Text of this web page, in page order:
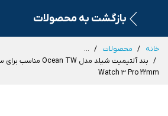
بازگشت به محصولات
خانه محصولات
...
Watch 3 Pro 22mm